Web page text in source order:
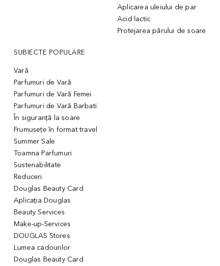
Aplicarea uleiului de par
Acid lactic
Protejarea părului de soare
SUBIECTE POPULARE
Vară
Parfumuri de Vară
Parfumuri de Vară Femei
Parfumuri de Vară Barbati
În siguranță la soare
Frumusețe în format travel
Summer Sale
Toamna Parfumuri
Sustenabilitate
Reduceri
Douglas Beauty Card
Aplicația Douglas
Beauty Services
Make-up-Services
DOUGLAS Stores
Lumea cadourilor
Douglas Beauty Card